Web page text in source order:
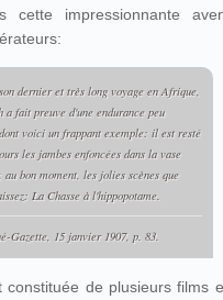
cette impressionnante
dernier et très long voyage en Afrique,
a fait preuve d'une endurance peu
voici un frappant exemple: il est resté
les jambes enfoncées dans la vase
au bon moment, les jolies scènes que
La Chasse à l'hippopotame.
Gazette, 15 janvier 1907, p. 83.
constituée de plusieurs films